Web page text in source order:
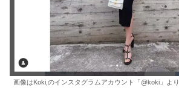
画像はKoki,のインスタグラムアカウント「@koki」より